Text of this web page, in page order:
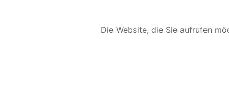
Die Website, die Sie aufrufen